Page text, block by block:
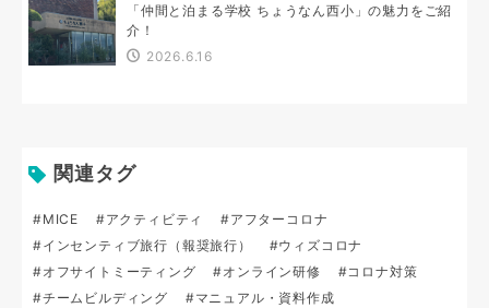
「仲間と泊まる学校 ちょうなん西小」の魅力をご紹
介！
2026.6.16
関連タグ
#MICE #アクティビティ
#アフターコロナ
#インセンティブ旅行（報奨旅行）
#ウィズコロナ
#オフサイトミーティング
#オンライン研修
#コロナ対策
#チームビルディング
#マニュアル・資料作成